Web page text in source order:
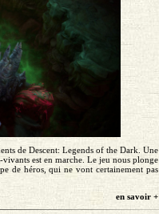
de Descent: Legends of the Dark. Une
vivants est en marche. Le jeu nous plonge
de héros, qui ne vont certainement pas
en savoir +